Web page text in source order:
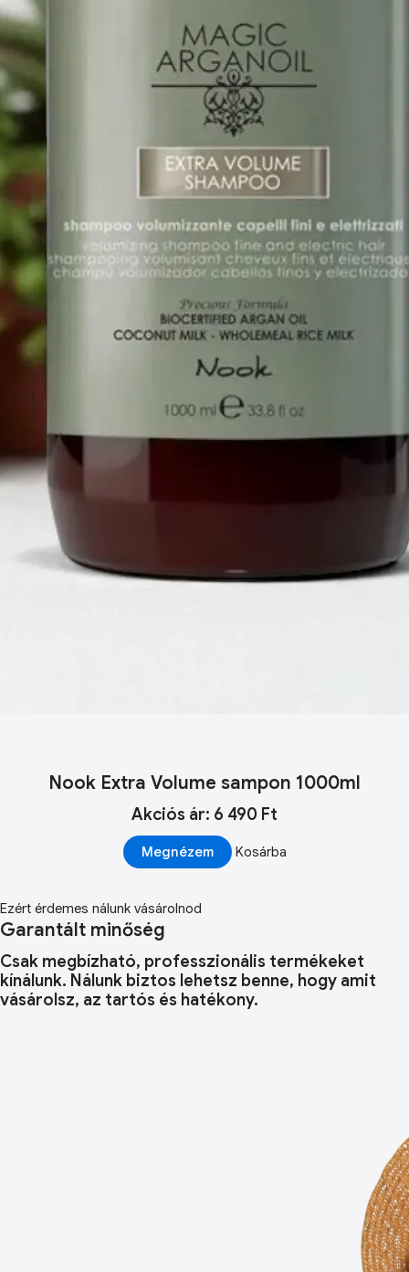
Nook Extra Volume sampon 1000ml
Akciós ár: 6 490 Ft
Megnézem Kosárba
Ezért érdemes nálunk vásárolnod
Garantált minőség
Csak megbízható, professzionális termékeket
kínálunk. Nálunk biztos lehetsz benne, hogy amit
vásárolsz, az tartós és hatékony.